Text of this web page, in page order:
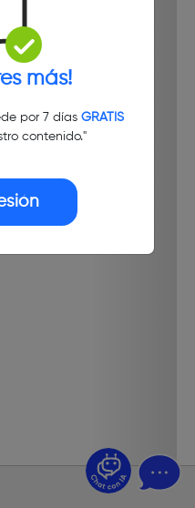
más!
por 7 días GRATIS
contenido."